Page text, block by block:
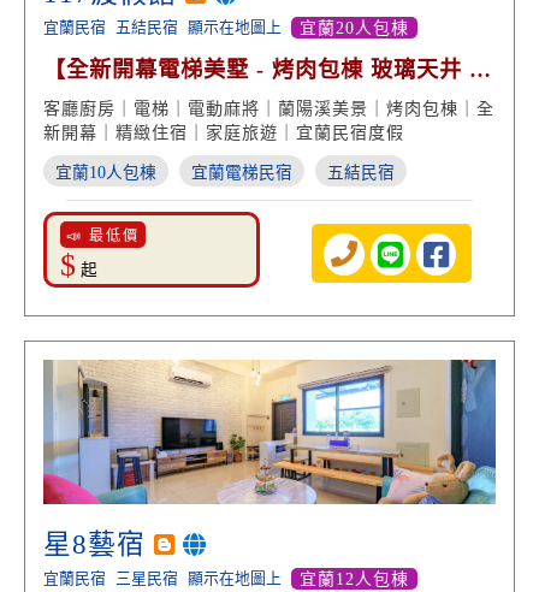
宜蘭民宿 五結民宿 顯示在地圖上 宜蘭20人包棟
【全新開幕電梯美墅 - 烤肉包棟 玻璃天井 蘭
陽溪美景】
客廳廚房｜電梯｜電動麻將｜蘭陽溪美景｜烤肉包棟｜全
新開幕｜精緻住宿｜家庭旅遊｜宜蘭民宿度假
宜蘭10人包棟 宜蘭電梯民宿 五結民宿
📣 最低價
$ 起
星8藝宿
宜蘭民宿 三星民宿 顯示在地圖上 宜蘭12人包棟